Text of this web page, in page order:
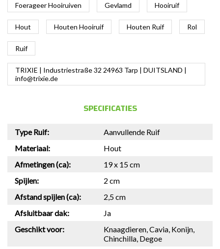
Foerageer Hooiruiven Gevlamd Hooiruif
Hout Houten Hooiruif Houten Ruif Rol
Ruif
TRIXIE | Industriestraße 32 24963 Tarp | DUITSLAND |
info@trixie.de
SPECIFICATIES
Type Ruif:
Aanvullende Ruif
Materiaal:
Hout
Afmetingen (ca):
19 x 15 cm
Spijlen:
2 cm
Afstand spijlen (ca):
2,5 cm
Afsluitbaar dak:
Ja
Geschikt voor:
Knaagdieren, Cavia, Konijn,
Chinchilla, Degoe